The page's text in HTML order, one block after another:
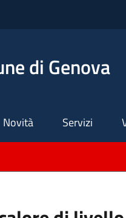
di Genova
Novità Servizi